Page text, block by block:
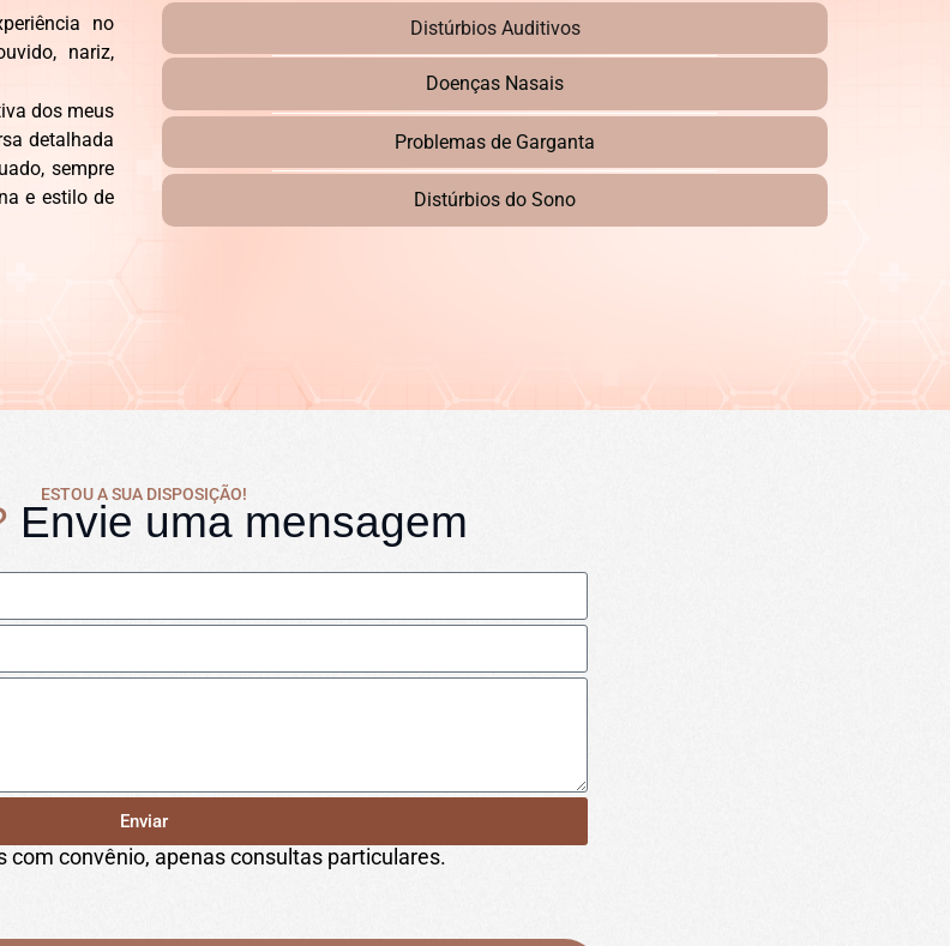
no
nariz,
dos meus
detalhada
sempre
e estilo de
Distúrbios Auditivos
Doenças Nasais
Problemas de Garganta
Distúrbios do Sono
ESTOU A SUA DISPOSIÇÃO!
Envie uma mensagem
Enviar
com convênio, apenas consultas particulares.